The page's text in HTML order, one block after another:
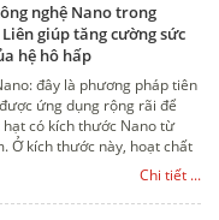
nghệ Nano trong
giúp tăng cường sức
hệ hô hấp
đây là phương pháp tiên
ứng dụng rộng rãi để
hạt có kích thước Nano từ
Ở kích thước này, hoạt chất
tối đa, được bảo vệ bởi tác
và bên trong cơ thể, được
trong máu, cùng với các tác
Chi tiết ...